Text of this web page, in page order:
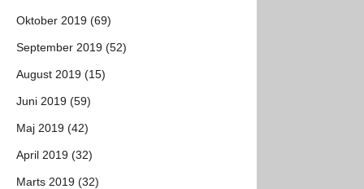
Oktober 2019 (69)
September 2019 (52)
August 2019 (15)
Juni 2019 (59)
Maj 2019 (42)
April 2019 (32)
Marts 2019 (32)